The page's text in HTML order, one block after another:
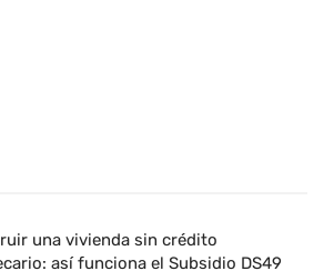
una vivienda sin crédito
así funciona el Subsidio DS49